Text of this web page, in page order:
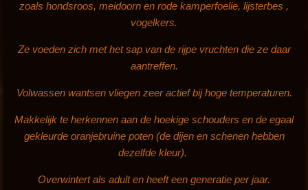
zoals hondsroos, meidoorn en rode kamperfoelie, lijsterbes ,
vogelkers.
Ze voeden zich met het sap van de rijpe vruchten die ze daar
aantreffen.
Volwassen wantsen vliegen zeer actief bij hoge temperaturen.
Makkelijk te herkennen aan de hoekige schouders en de egaal
gekleurde oranjebruine poten (de dijen en schenen hebben
dezelfde kleur).
Overwintert als adult en heeft een generatie per jaar.